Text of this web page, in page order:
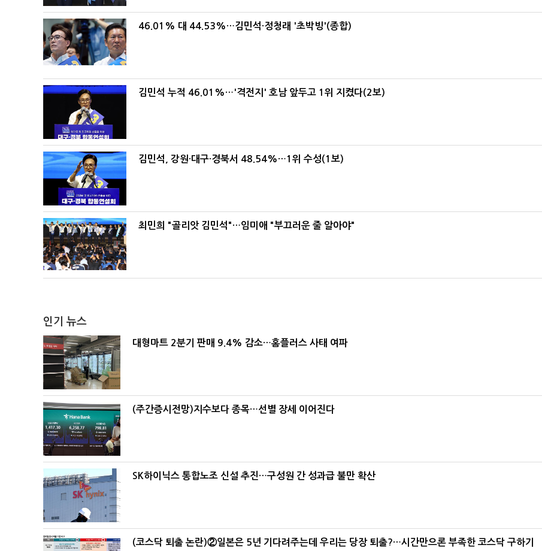
46.01% 대 44.53%…김민석·정청래 '초박빙'(종합)
김민석 누적 46.01%…'격전지' 호남 앞두고 1위 지켰다(2보)
김민석, 강원·대구·경북서 48.54%…1위 수성(1보)
최민희 "골리앗 김민석"…임미애 "부끄러운 줄 알아야"
인기 뉴스
대형마트 2분기 판매 9.4% 감소…홈플러스 사태 여파
(주간증시전망)지수보다 종목…선별 장세 이어진다
SK하이닉스 통합노조 신설 추진…구성원 간 성과급 불만 확산
(코스닥 퇴출 논란)②일본은 5년 기다려주는데 우리는 당장 퇴출?…시간만으론 부족한 코스닥 구하기